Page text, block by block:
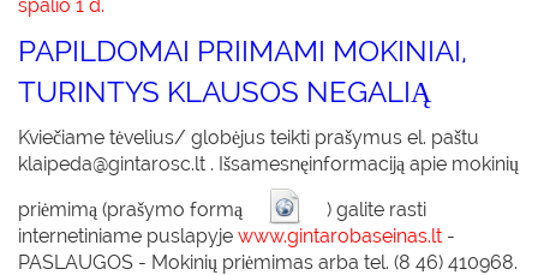
spalio 1 d.
PAPILDOMAI PRIIMAMI MOKINIAI,
TURINTYS KLAUSOS NEGALIĄ
Kviečiame tėvelius/ globėjus teikti prašymus el. paštu
klaipeda@gintarosc.lt . Išsamesnęinformaciją apie mokinių
priėmimą (prašymo formą
) galite rasti
internetiniame puslapyje www.gintarobaseinas.lt -
PASLAUGOS - Mokinių priėmimas arba tel. (8 46) 410968.